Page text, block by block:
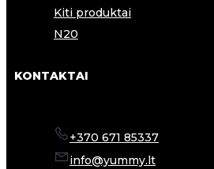
Kiti produktai
N20
KONTAKTAI
+370 671 85337
info@yummy.lt